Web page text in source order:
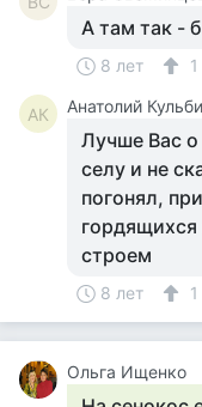
А там так -
8 лет 1
АК Анатолий
Лучше Вас
селу и не
погонял,
строем
8 лет 1
Ольга Ищенко